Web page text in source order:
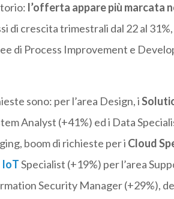
l’offerta appare più marcata
di crescita trimestrali dal 22 al
di Process Improvement e
sono: per l’area Design, i
Analyst (+41%) ed i Data
boom di richieste per i Cloud
IoTSpecialist (+19%) per l’area
Security Manager (+29%),